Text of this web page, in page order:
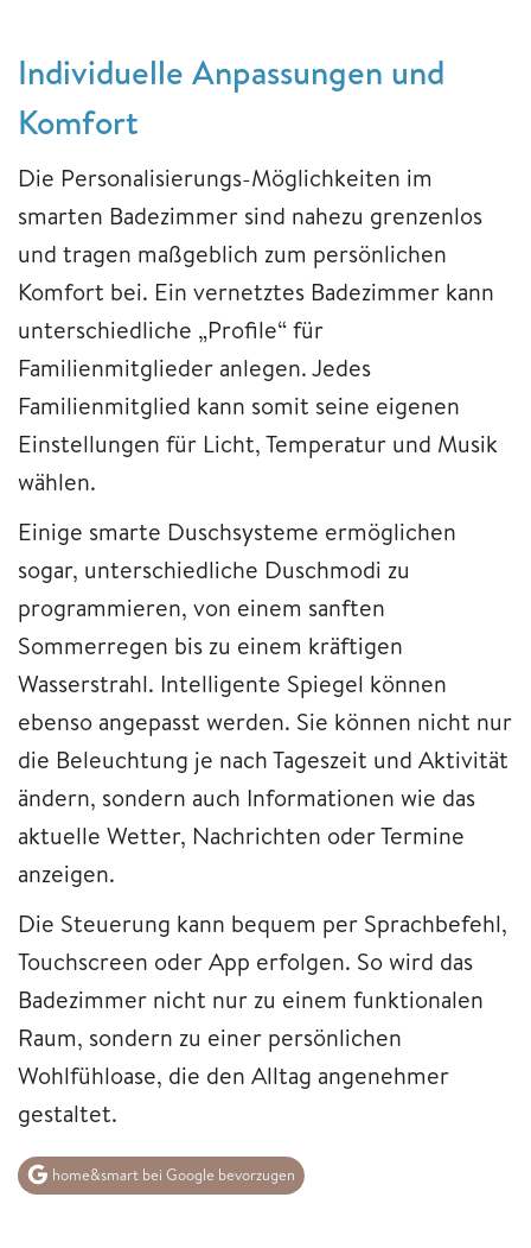
Individuelle Anpassungen und
Komfort
Die Personalisierungs-Möglichkeiten im
smarten Badezimmer sind nahezu grenzenlos
und tragen maßgeblich zum persönlichen
Komfort bei. Ein vernetztes Badezimmer kann
unterschiedliche „Profile“ für
Familienmitglieder anlegen. Jedes
Familienmitglied kann somit seine eigenen
Einstellungen für Licht, Temperatur und Musik
wählen.
Einige smarte Duschsysteme ermöglichen
sogar, unterschiedliche Duschmodi zu
programmieren, von einem sanften
Sommerregen bis zu einem kräftigen
Wasserstrahl. Intelligente Spiegel können
ebenso angepasst werden. Sie können nicht nur
die Beleuchtung je nach Tageszeit und Aktivität
ändern, sondern auch Informationen wie das
aktuelle Wetter, Nachrichten oder Termine
anzeigen.
Die Steuerung kann bequem per Sprachbefehl,
Touchscreen oder App erfolgen. So wird das
Badezimmer nicht nur zu einem funktionalen
Raum, sondern zu einer persönlichen
Wohlfühloase, die den Alltag angenehmer
gestaltet.
home&smart bei Google bevorzugen